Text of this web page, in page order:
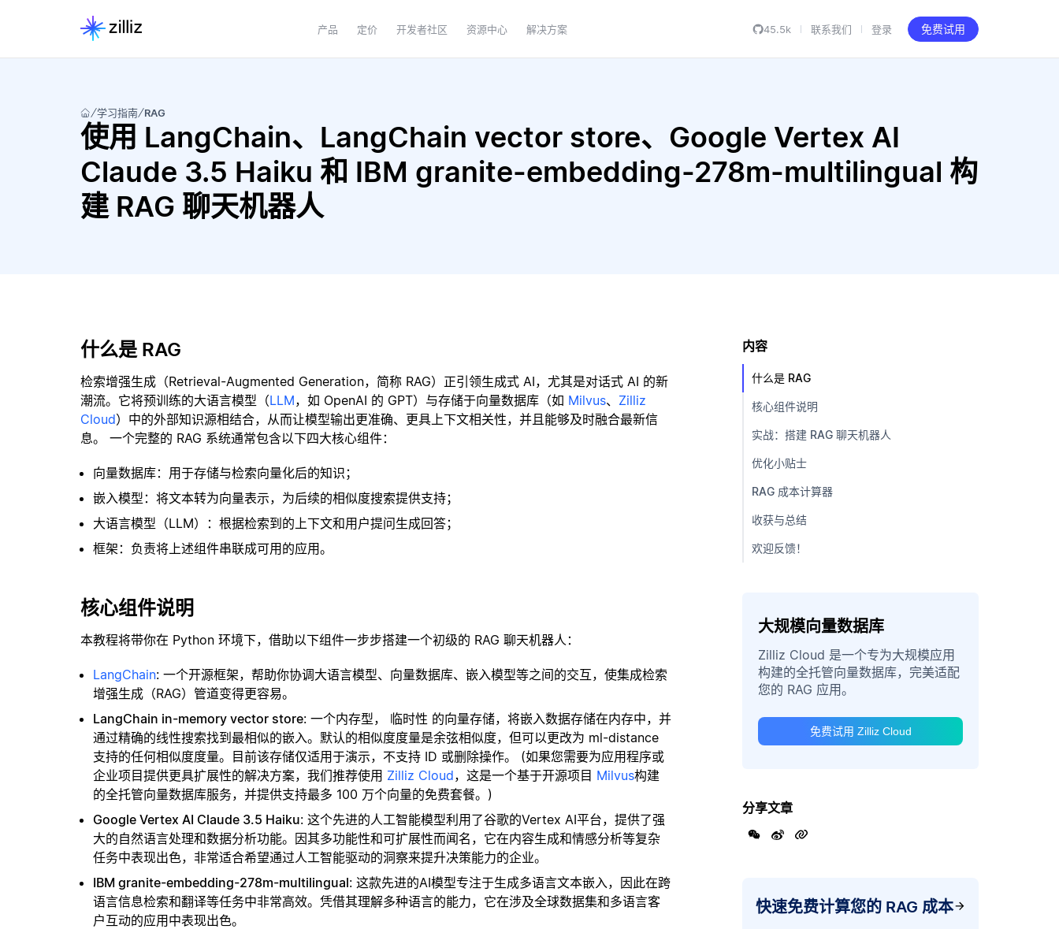
产品 定价 开发者社区 资源中心 解决方案 45.5k 联系我们 登录 免费试用
学习指南 RAG
使用 LangChain、LangChain vector store、Google Vertex AI
Claude 3.5 Haiku 和 IBM granite-embedding-278m-multilingual 构
建 RAG 聊天机器人
什么是 RAG
检索增强生成（Retrieval-Augmented Generation，简称 RAG）正引领生成式 AI，尤其是对话式 AI 的新
潮流。它将预训练的大语言模型（LLM，如 OpenAI 的 GPT）与存储于向量数据库（如 Milvus、 Zilliz
Cloud）中的外部知识源相结合，从而让模型输出更准确、更具上下文相关性，并且能够及时融合最新信
息。 一个完整的 RAG 系统通常包含以下四大核心组件：
向量数据库：用于存储与检索向量化后的知识；
嵌入模型：将文本转为向量表示，为后续的相似度搜索提供支持；
大语言模型（LLM）：根据检索到的上下文和用户提问生成回答；
框架：负责将上述组件串联成可用的应用。
核心组件说明
本教程将带你在 Python 环境下，借助以下组件一步步搭建一个初级的 RAG 聊天机器人：
LangChain: 一个开源框架，帮助你协调大语言模型、向量数据库、嵌入模型等之间的交互，使集成检索
增强生成（RAG）管道变得更容易。
LangChain in-memory vector store: 一个内存型， 临时性 的向量存储，将嵌入数据存储在内存中，并
通过精确的线性搜索找到最相似的嵌入。默认的相似度度量是余弦相似度，但可以更改为 ml-distance
支持的任何相似度度量。目前该存储仅适用于演示，不支持 ID 或删除操作。 (如果您需要为应用程序或
企业项目提供更具扩展性的解决方案，我们推荐使用 Zilliz Cloud，这是一个基于开源项目 Milvus构建
的全托管向量数据库服务，并提供支持最多 100 万个向量的免费套餐。)
Google Vertex AI Claude 3.5 Haiku: 这个先进的人工智能模型利用了谷歌的Vertex AI平台，提供了强
大的自然语言处理和数据分析功能。因其多功能性和可扩展性而闻名，它在内容生成和情感分析等复杂
任务中表现出色，非常适合希望通过人工智能驱动的洞察来提升决策能力的企业。
IBM granite-embedding-278m-multilingual: 这款先进的AI模型专注于生成多语言文本嵌入，因此在跨
语言信息检索和翻译等任务中非常高效。凭借其理解多种语言的能力，它在涉及全球数据集和多语言客
户互动的应用中表现出色。
内容
什么是 RAG
核心组件说明
实战：搭建 RAG 聊天机器人
优化小贴士
RAG 成本计算器
收获与总结
欢迎反馈！
大规模向量数据库
Zilliz Cloud 是一个专为大规模应用
构建的全托管向量数据库，完美适配
您的 RAG 应用。
免费试用 Zilliz Cloud
分享文章
快速免费计算您的 RAG 成本